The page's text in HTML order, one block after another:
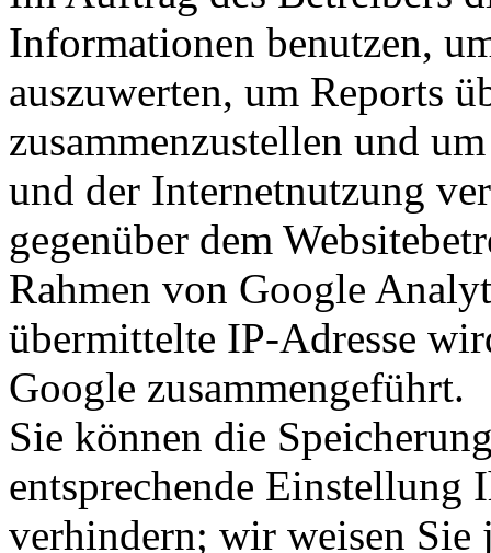
Informationen benutzen,
auszuwerten, um Reports
zusammenzustellen und
und der Internetnutzung
gegenüber dem
Rahmen von Google
übermittelte IP-Adresse
Google zusammengeführt.
Sie können die
entsprechende Einstellung
verhindern; wir weisen Sie